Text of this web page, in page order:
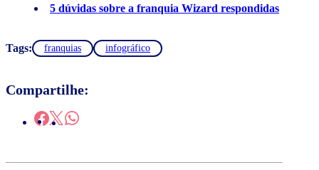
5 dúvidas sobre a franquia Wizard respondidas
Tags: franquias infográfico
Compartilhe: